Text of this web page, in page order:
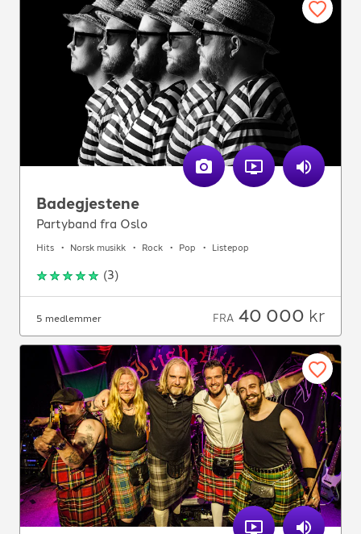
Badegjestene
Partyband fra Oslo
Hits Norsk musikk Rock Pop Listepop
(3)
5 medlemmer FRA 40 000 kr